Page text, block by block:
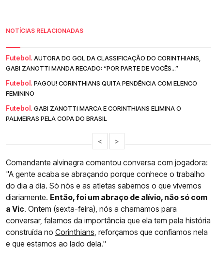
NOTÍCIAS RELACIONADAS
Futebol. AUTORA DO GOL DA CLASSIFICAÇÃO DO CORINTHIANS,
GABI ZANOTTI MANDA RECADO: “POR PARTE DE VOCÊS...”
Futebol. PAGOU! CORINTHIANS QUITA PENDÊNCIA COM ELENCO
FEMININO
Futebol. GABI ZANOTTI MARCA E CORINTHIANS ELIMINA O
PALMEIRAS PELA COPA DO BRASIL
< >
Comandante alvinegra comentou conversa com jogadora:
"A gente acaba se abraçando porque conhece o trabalho
do dia a dia. Só nós e as atletas sabemos o que vivemos
diariamente. Então, foi um abraço de alívio, não só com
a Vic. Ontem (sexta-feira), nós a chamamos para
conversar, falamos da importância que ela tem pela história
construída no Corinthians, reforçamos que confiamos nela
e que estamos ao lado dela."